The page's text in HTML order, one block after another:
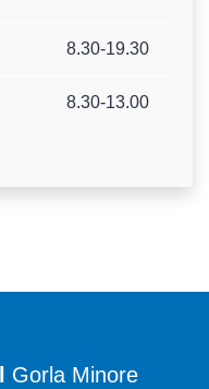
8.30-19.30
8.30-13.00
Gorla Minore